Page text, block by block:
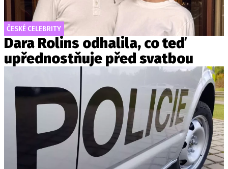
ČESKÉ CELEBRITY
Dara Rolins odhalila, co teď
upřednostňuje před svatbou